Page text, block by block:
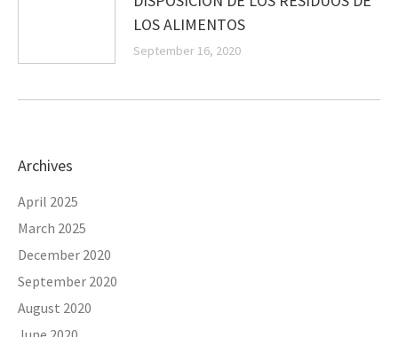
LOS ALIMENTOS
September 16, 2020
Archives
April 2025
March 2025
December 2020
September 2020
August 2020